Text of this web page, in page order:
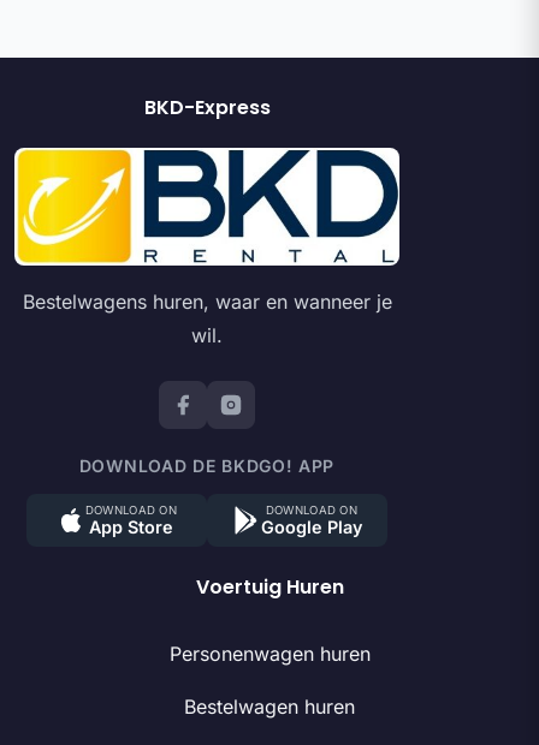
BKD-Express
Bestelwagens huren, waar en wanneer je
wil.
DOWNLOAD DE BKDGO! APP
DOWNLOAD ON
App Store
DOWNLOAD ON
Google Play
Voertuig Huren
Personenwagen huren
Bestelwagen huren